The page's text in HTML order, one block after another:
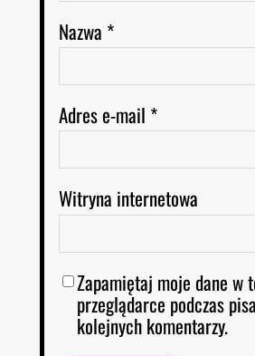
Nazwa *
Adres e-mail *
Witryna internetowa
Zapamiętaj moje dane w
przeglądarce podczas
kolejnych komentarzy.